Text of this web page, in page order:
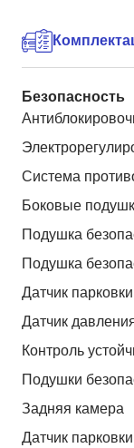
Безопасность
Система
Боковые
Подушка
Подушка
Датчик
Датчик
Контроль
Подушки
Задняя камера
Датчик